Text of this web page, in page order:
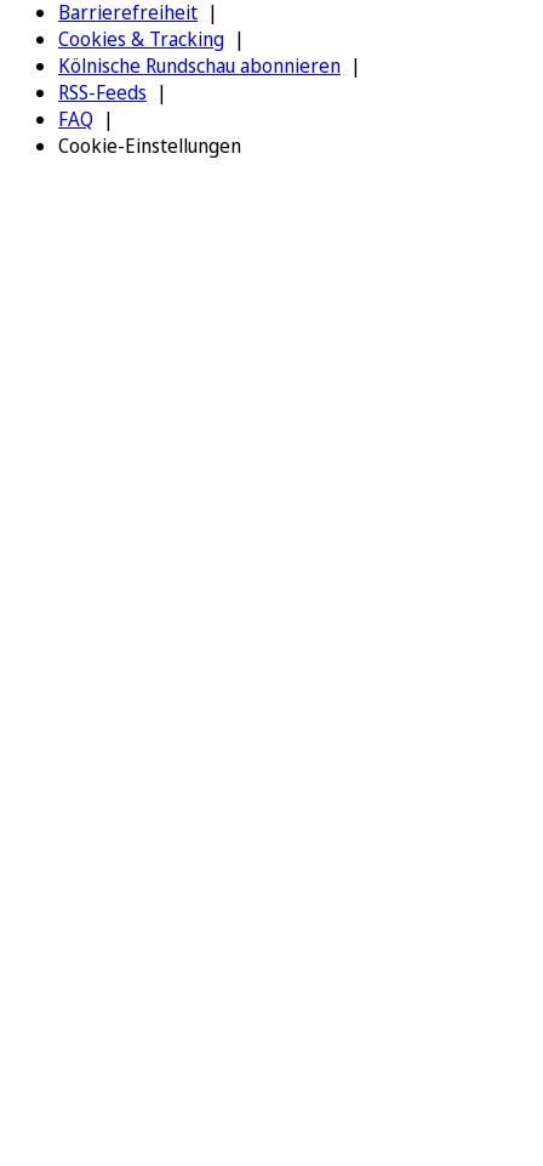
Barrierefreiheit
Cookies & Tracking
Kölnische Rundschau abonnieren
RSS-Feeds
FAQ
Cookie-Einstellungen